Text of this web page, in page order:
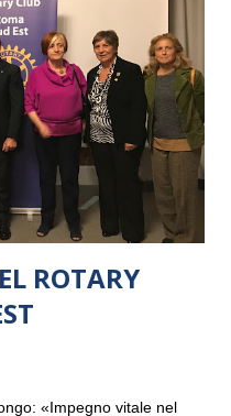
ROTARY
«Impegno vitale nel